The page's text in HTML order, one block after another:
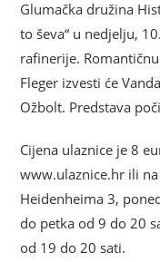
Glumačka družina
to ševa“ u nedjelju,
rafinerije.
Fleger izvesti će
Ožbolt. Predstava
Cijena ulaznice je 8
www.ulaznice.hr ili
Heidenheima 3,
do petka od 9 do 20
od 19 do 20 sati.